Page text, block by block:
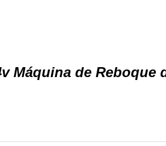
Máquina de